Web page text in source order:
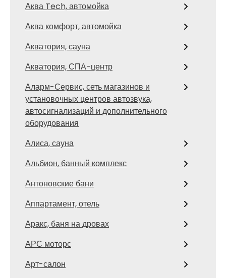
Аква Tech, автомойка
Аква комфорт, автомойка
Акватория, сауна
Акватория, СПА-центр
Аларм-Сервис, сеть магазинов и
установочных центров автозвука,
автосигнализаций и дополнительного
оборудования
Алиса, сауна
Альбион, банный комплекс
Антоновские бани
Аппартамент, отель
Аракс, баня на дровах
АРС моторс
Арт-салон